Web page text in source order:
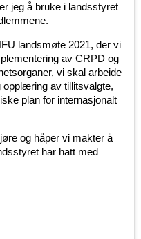
jeg å bruke i landsstyret
landsmøte 2021, der vi
av CRPD og
vi skal arbeide
opplæring av tillitsvalgte,
plan for internasjonalt
og håper vi makter å
har hatt med